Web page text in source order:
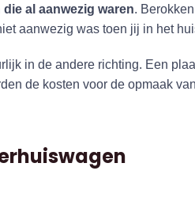
al aanwezig waren.
aanwezig was toen jij in het
in de andere richting. Een
de kosten voor de opmaak